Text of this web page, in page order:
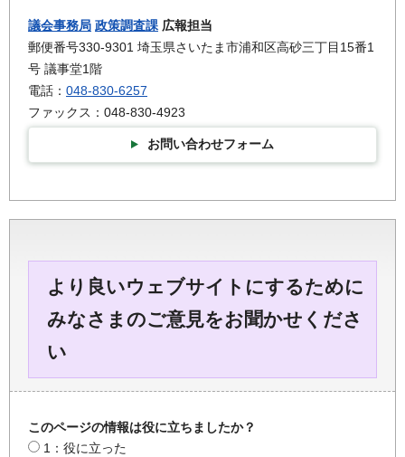
議会事務局 政策調査課 広報担当
郵便番号330-9301 埼玉県さいたま市浦和区高砂三丁目15番1
号 議事堂1階
電話： 048-830-6257
ファックス：048-830-4923
お問い合わせフォーム
より良いウェブサイトにするために
みなさまのご意見をお聞かせくださ
い
このページの情報は役に立ちましたか？
1：役に立った